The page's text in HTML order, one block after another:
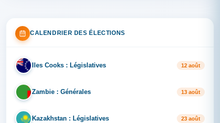
CALENDRIER DES ÉLECTIONS
IL Iles Cooks : Législatives 12 août
ZA Zambie : Générales 13 août
KA Kazakhstan : Législatives 23 août